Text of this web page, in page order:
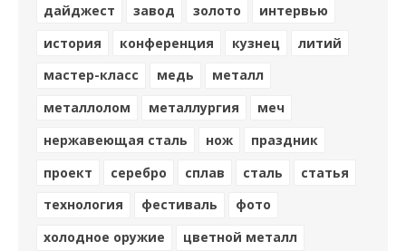
дайджест
завод золото
интервью
история
конференция кузнец
литий
мастер-класс
медь
металл
металлолом
металлургия
меч
нержавеющая сталь
нож
праздник
проект
серебро сплав сталь
статья
технология
фестиваль
фото
холодное оружие
цветной металл